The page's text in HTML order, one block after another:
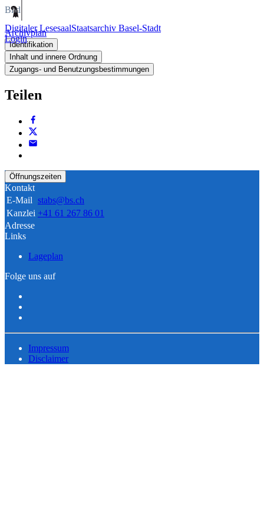
Digitaler LesesaalStaatsarchiv Basel-Stadt
Login
Bild
Archivplan
Identifikation
Inhalt und innere Ordnung
Zugangs- und Benutzungsbestimmungen
Teilen
Öffnungszeiten
Kontakt
E-Mail stabs@bs.ch
Kanzlei +41 61 267 86 01
Adresse
Links
Lageplan
Folge uns auf
Impressum
Disclaimer